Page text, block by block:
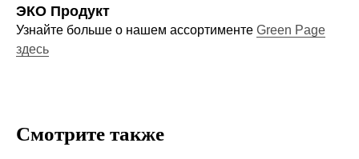
ЭКО Продукт
Узнайте больше о нашем ассортименте Green Page
здесь
Смотрите также
Контакты
FAQs